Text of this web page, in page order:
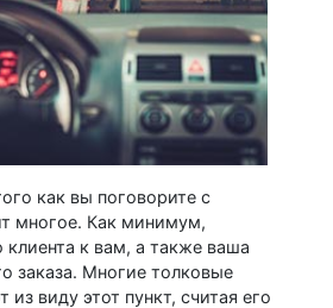
как вы поговорите с
многое. Как минимум,
клиента к вам, а также ваша
заказа. Многие толковые
из виду этот пункт, считая его